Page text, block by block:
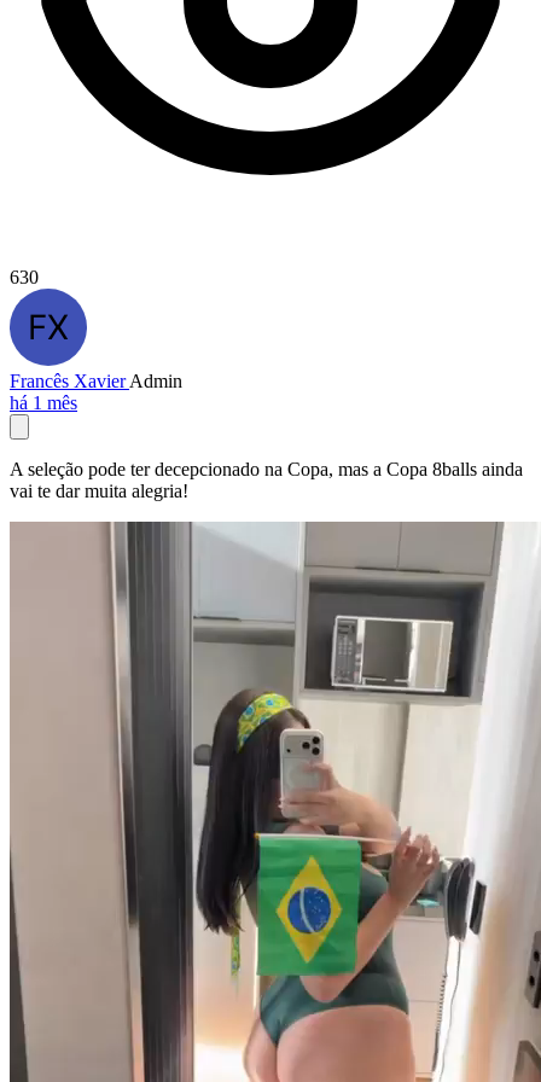
630
Francês XavierAdmin
há 1 mês
A seleção pode ter decepcionado na Copa, mas a Copa 8balls ainda
vai te dar muita alegria!